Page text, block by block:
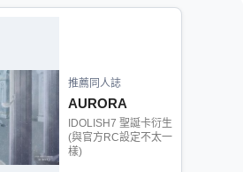
推薦同人誌
AURORA
IDOLISH7 聖誕卡衍生
(與官方RC設定不太一
樣)